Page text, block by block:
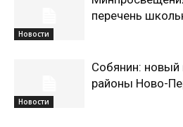
Новости
перечень
Новости
Собянин: новый
районы Ново-